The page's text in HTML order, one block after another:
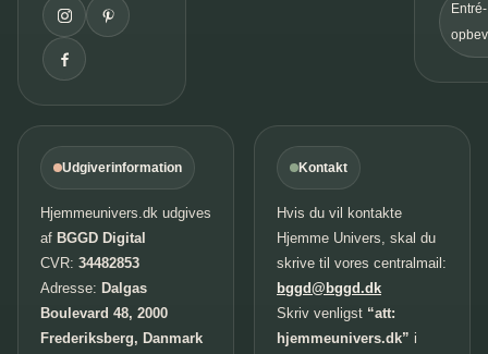
Entré-
Udgiverinformation
Hjemmeunivers.dk udgives
af BGGD Digital
CVR: 34482853
Adresse: Dalgas
Boulevard 48, 2000
Frederiksberg, Danmark
Kontakt
Hvis du vil kontakte
Hjemme Univers, skal du
skrive til vores centralmail:
bggd@bggd.dk
Skriv venligst “att:
hjemmeunivers.dk” i